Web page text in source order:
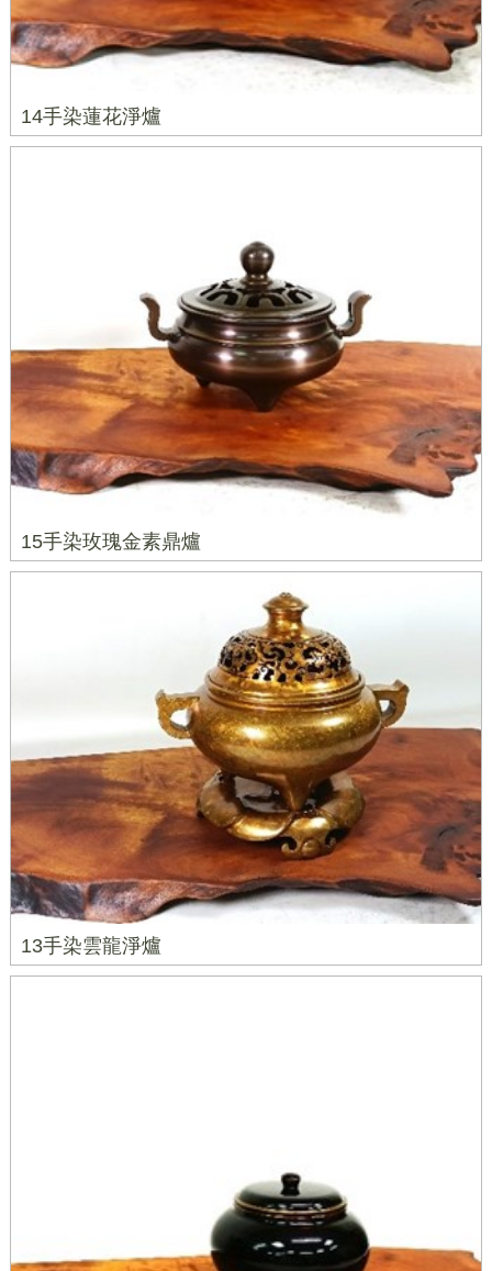
14手染蓮花淨爐
15手染玫瑰金素鼎爐
13手染雲龍淨爐